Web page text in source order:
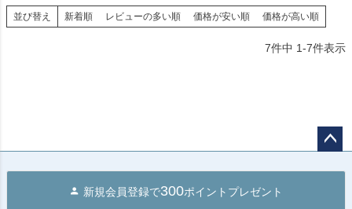
並び替え 新着順 レビューの多い順 価格が安い順 価格が高い順
7件中 1-7件表示
新規会員登録で300ポイントプレゼント